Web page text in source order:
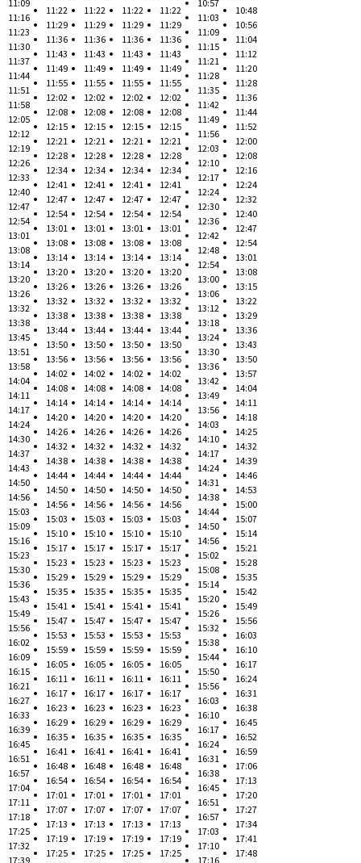
11:09
11:16
11:23
11:30
11:37
11:44
11:51
11:58
12:05
12:12
12:19
12:26
12:33
12:40
12:47
12:54
13:01
13:08
13:14
13:20
13:26
13:32
13:38
13:45
13:51
13:58
14:04
14:11
14:17
14:24
14:30
14:37
14:43
14:50
14:56
15:03
15:09
15:16
15:23
15:30
15:36
15:43
15:49
15:56
16:02
16:09
16:15
16:21
16:27
16:33
16:39
16:45
16:51
16:57
17:04
17:11
17:18
17:25
17:32
17:39
11:22
11:29
11:36
11:43
11:49
11:55
12:02
12:08
12:15
12:21
12:28
12:34
12:41
12:47
12:54
13:01
13:08
13:14
13:20
13:26
13:32
13:38
13:44
13:50
13:56
14:02
14:08
14:14
14:20
14:26
14:32
14:38
14:44
14:50
14:56
15:03
15:10
15:17
15:23
15:29
15:35
15:41
15:47
15:53
15:59
16:05
16:11
16:17
16:23
16:29
16:35
16:41
16:48
16:54
17:01
17:07
17:13
17:19
17:25
11:22
11:29
11:36
11:43
11:49
11:55
12:02
12:08
12:15
12:21
12:28
12:34
12:41
12:47
12:54
13:01
13:08
13:14
13:20
13:26
13:32
13:38
13:44
13:50
13:56
14:02
14:08
14:14
14:20
14:26
14:32
14:38
14:44
14:50
14:56
15:03
15:10
15:17
15:23
15:29
15:35
15:41
15:47
15:53
15:59
16:05
16:11
16:17
16:23
16:29
16:35
16:41
16:48
16:54
17:01
17:07
17:13
17:19
17:25
11:22
11:29
11:36
11:43
11:49
11:55
12:02
12:08
12:15
12:21
12:28
12:34
12:41
12:47
12:54
13:01
13:08
13:14
13:20
13:26
13:32
13:38
13:44
13:50
13:56
14:02
14:08
14:14
14:20
14:26
14:32
14:38
14:44
14:50
14:56
15:03
15:10
15:17
15:23
15:29
15:35
15:41
15:47
15:53
15:59
16:05
16:11
16:17
16:23
16:29
16:35
16:41
16:48
16:54
17:01
17:07
17:13
17:19
17:25
11:22
11:29
11:36
11:43
11:49
11:55
12:02
12:08
12:15
12:21
12:28
12:34
12:41
12:47
12:54
13:01
13:08
13:14
13:20
13:26
13:32
13:38
13:44
13:50
13:56
14:02
14:08
14:14
14:20
14:26
14:32
14:38
14:44
14:50
14:56
15:03
15:10
15:17
15:23
15:29
15:35
15:41
15:47
15:53
15:59
16:05
16:11
16:17
16:23
16:29
16:35
16:41
16:48
16:54
17:01
17:07
17:13
17:19
17:25
10:57
11:03
11:09
11:15
11:21
11:28
11:35
11:42
11:49
11:56
12:03
12:10
12:17
12:24
12:30
12:36
12:42
12:48
12:54
13:00
13:06
13:12
13:18
13:24
13:30
13:36
13:42
13:49
13:56
14:03
14:10
14:17
14:24
14:31
14:38
14:44
14:50
14:56
15:02
15:08
15:14
15:20
15:26
15:32
15:38
15:44
15:50
15:56
16:03
16:10
16:17
16:24
16:31
16:38
16:45
16:51
16:57
17:03
17:10
17:16
10:48
10:56
11:04
11:12
11:20
11:28
11:36
11:44
11:52
12:00
12:08
12:16
12:24
12:32
12:40
12:47
12:54
13:01
13:08
13:15
13:22
13:29
13:36
13:43
13:50
13:57
14:04
14:11
14:18
14:25
14:32
14:39
14:46
14:53
15:00
15:07
15:14
15:21
15:28
15:35
15:42
15:49
15:56
16:03
16:10
16:17
16:24
16:31
16:38
16:45
16:52
16:59
17:06
17:13
17:20
17:27
17:34
17:41
17:48